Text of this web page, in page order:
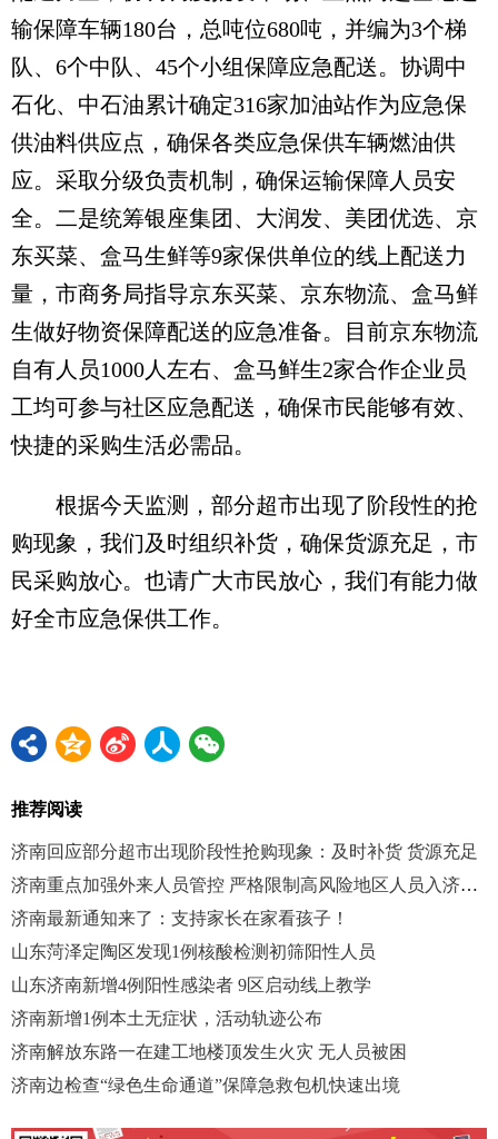
输保障车辆180台，总吨位680吨，并编为3个梯
队、6个中队、45个小组保障应急配送。协调中
石化、中石油累计确定316家加油站作为应急保
供油料供应点，确保各类应急保供车辆燃油供
应。采取分级负责机制，确保运输保障人员安
全。二是统筹银座集团、大润发、美团优选、京
东买菜、盒马生鲜等9家保供单位的线上配送力
量，市商务局指导京东买菜、京东物流、盒马鲜
生做好物资保障配送的应急准备。目前京东物流
自有人员1000人左右、盒马鲜生2家合作企业员
工均可参与社区应急配送，确保市民能够有效、
快捷的采购生活必需品。
根据今天监测，部分超市出现了阶段性的抢
购现象，我们及时组织补货，确保货源充足，市
民采购放心。也请广大市民放心，我们有能力做
好全市应急保供工作。
推荐阅读
济南回应部分超市出现阶段性抢购现象：及时补货 货源充足
济南重点加强外来人员管控 严格限制高风险地区人员入济返济
济南最新通知来了：支持家长在家看孩子！
山东菏泽定陶区发现1例核酸检测初筛阳性人员
山东济南新增4例阳性感染者 9区启动线上教学
济南新增1例本土无症状，活动轨迹公布
济南解放东路一在建工地楼顶发生火灾 无人员被困
济南边检查“绿色生命通道”保障急救包机快速出境